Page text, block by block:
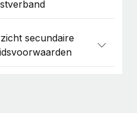
secundaire